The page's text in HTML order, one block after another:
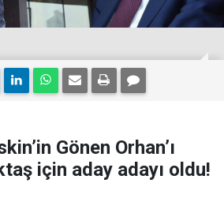
Gönen Orhan’ı
için aday adayı oldu!